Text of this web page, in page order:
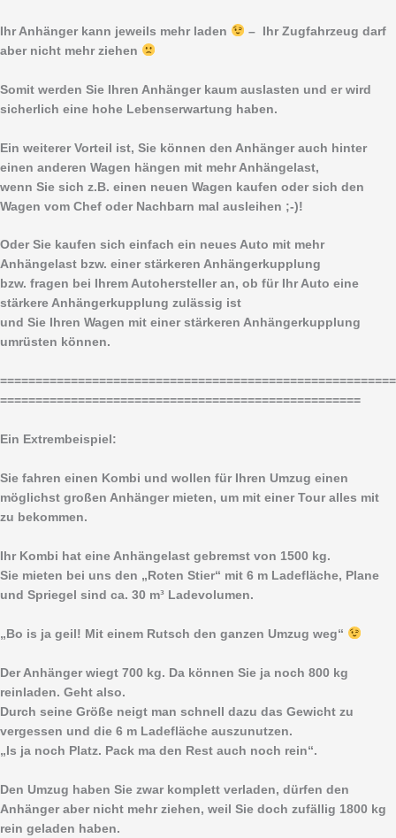
Ihr Anhänger kann jeweils mehr laden
– Ihr Zugfahrzeug darf
aber nicht mehr ziehen
Somit werden Sie Ihren Anhänger kaum auslasten und er wird
sicherlich eine hohe Lebenserwartung haben.
Ein weiterer Vorteil ist, Sie können den Anhänger auch hinter
einen anderen Wagen hängen mit mehr Anhängelast,
wenn Sie sich z.B. einen neuen Wagen kaufen oder sich den
Wagen vom Chef oder Nachbarn mal ausleihen ;-)!
Oder Sie kaufen sich einfach ein neues Auto mit mehr
Anhängelast bzw. einer stärkeren Anhängerkupplung
bzw. fragen bei Ihrem Autohersteller an, ob für Ihr Auto eine
stärkere Anhängerkupplung zulässig ist
und Sie Ihren Wagen mit einer stärkeren Anhängerkupplung
umrüsten können.
========================================================
===================================================
Ein Extrembeispiel:
Sie fahren einen Kombi und wollen für Ihren Umzug einen
möglichst großen Anhänger mieten, um mit einer Tour alles mit
zu bekommen.
Ihr Kombi hat eine Anhängelast gebremst von 1500 kg.
Sie mieten bei uns den „Roten Stier“ mit 6 m Ladefläche, Plane
und Spriegel sind ca. 30 m³ Ladevolumen.
„Bo is ja geil! Mit einem Rutsch den ganzen Umzug weg“
Der Anhänger wiegt 700 kg. Da können Sie ja noch 800 kg
reinladen. Geht also.
Durch seine Größe neigt man schnell dazu das Gewicht zu
vergessen und die 6 m Ladefläche auszunutzen.
„Is ja noch Platz. Pack ma den Rest auch noch rein“.
Den Umzug haben Sie zwar komplett verladen, dürfen den
Anhänger aber nicht mehr ziehen, weil Sie doch zufällig 1800 kg
rein geladen haben.